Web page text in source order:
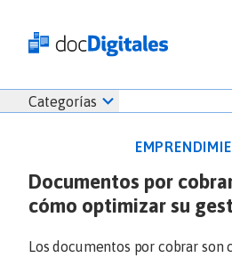
Empresas
Prueba
Iniciar
Ventas 686
Iniciar
sesión
Línea
docDigitales
Categorías
Inicio
Nómina
Documentos por
cómo optimizar su
Los documentos por cobrar son